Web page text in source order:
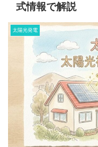
式情報で解説
太陽光発電